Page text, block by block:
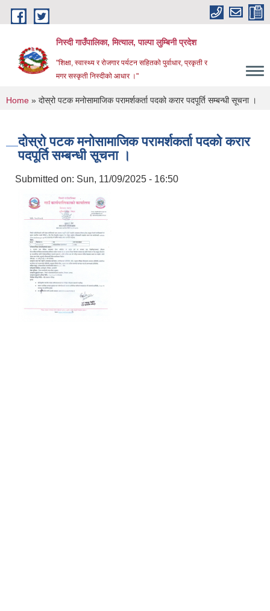
Skip to main content
निस्दी गाउँपालिका, मित्याल, पाल्पा लुम्बिनी प्रदेश
"शिक्षा, स्वास्थ्य र रोजगार पर्यटन सहितको पुर्वाधार, प्रकृती र
मगर सस्कृती निस्दीको आधार ।"
You are here
Home » दोस्रो पटक मनोसामाजिक परामर्शकर्ता पदको करार पदपूर्ति सम्बन्धी सूचना ।
दोस्रो पटक मनोसामाजिक परामर्शकर्ता पदको करार
पदपूर्ति सम्बन्धी सूचना ।
Submitted on: Sun, 11/09/2025 - 16:50